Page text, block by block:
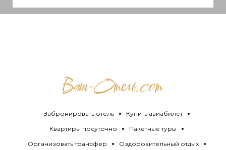
Забронировать отель
Купить авиабилет
Квартиры посуточно
Пакетные туры
Организовать трансфер
Оздоровительный отдых